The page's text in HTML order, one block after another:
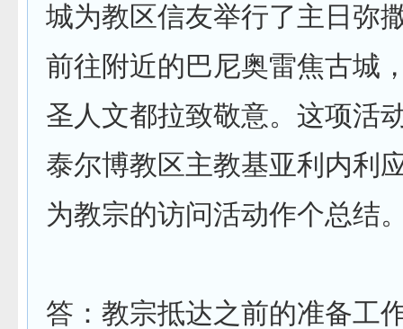
城为教区信友举行了主日弥
前往附近的巴尼奥雷焦古城
圣人文都拉致敬意。这项活
泰尔博教区主教基亚利内利
为教宗的访问活动作个总结
答：教宗抵达之前的准备工